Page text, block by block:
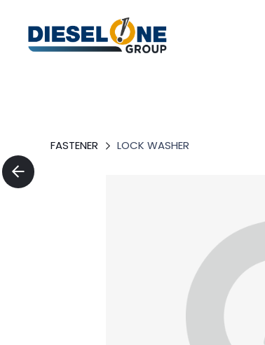
FASTENER LOCK WASHER